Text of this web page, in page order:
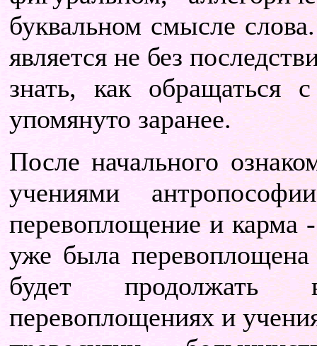
буквальном смысле
является не без
знать, как
упомянуто заранее.
После начального
учениями
перевоплощение и карма
уже была
будет продолжать
перевоплощениях и